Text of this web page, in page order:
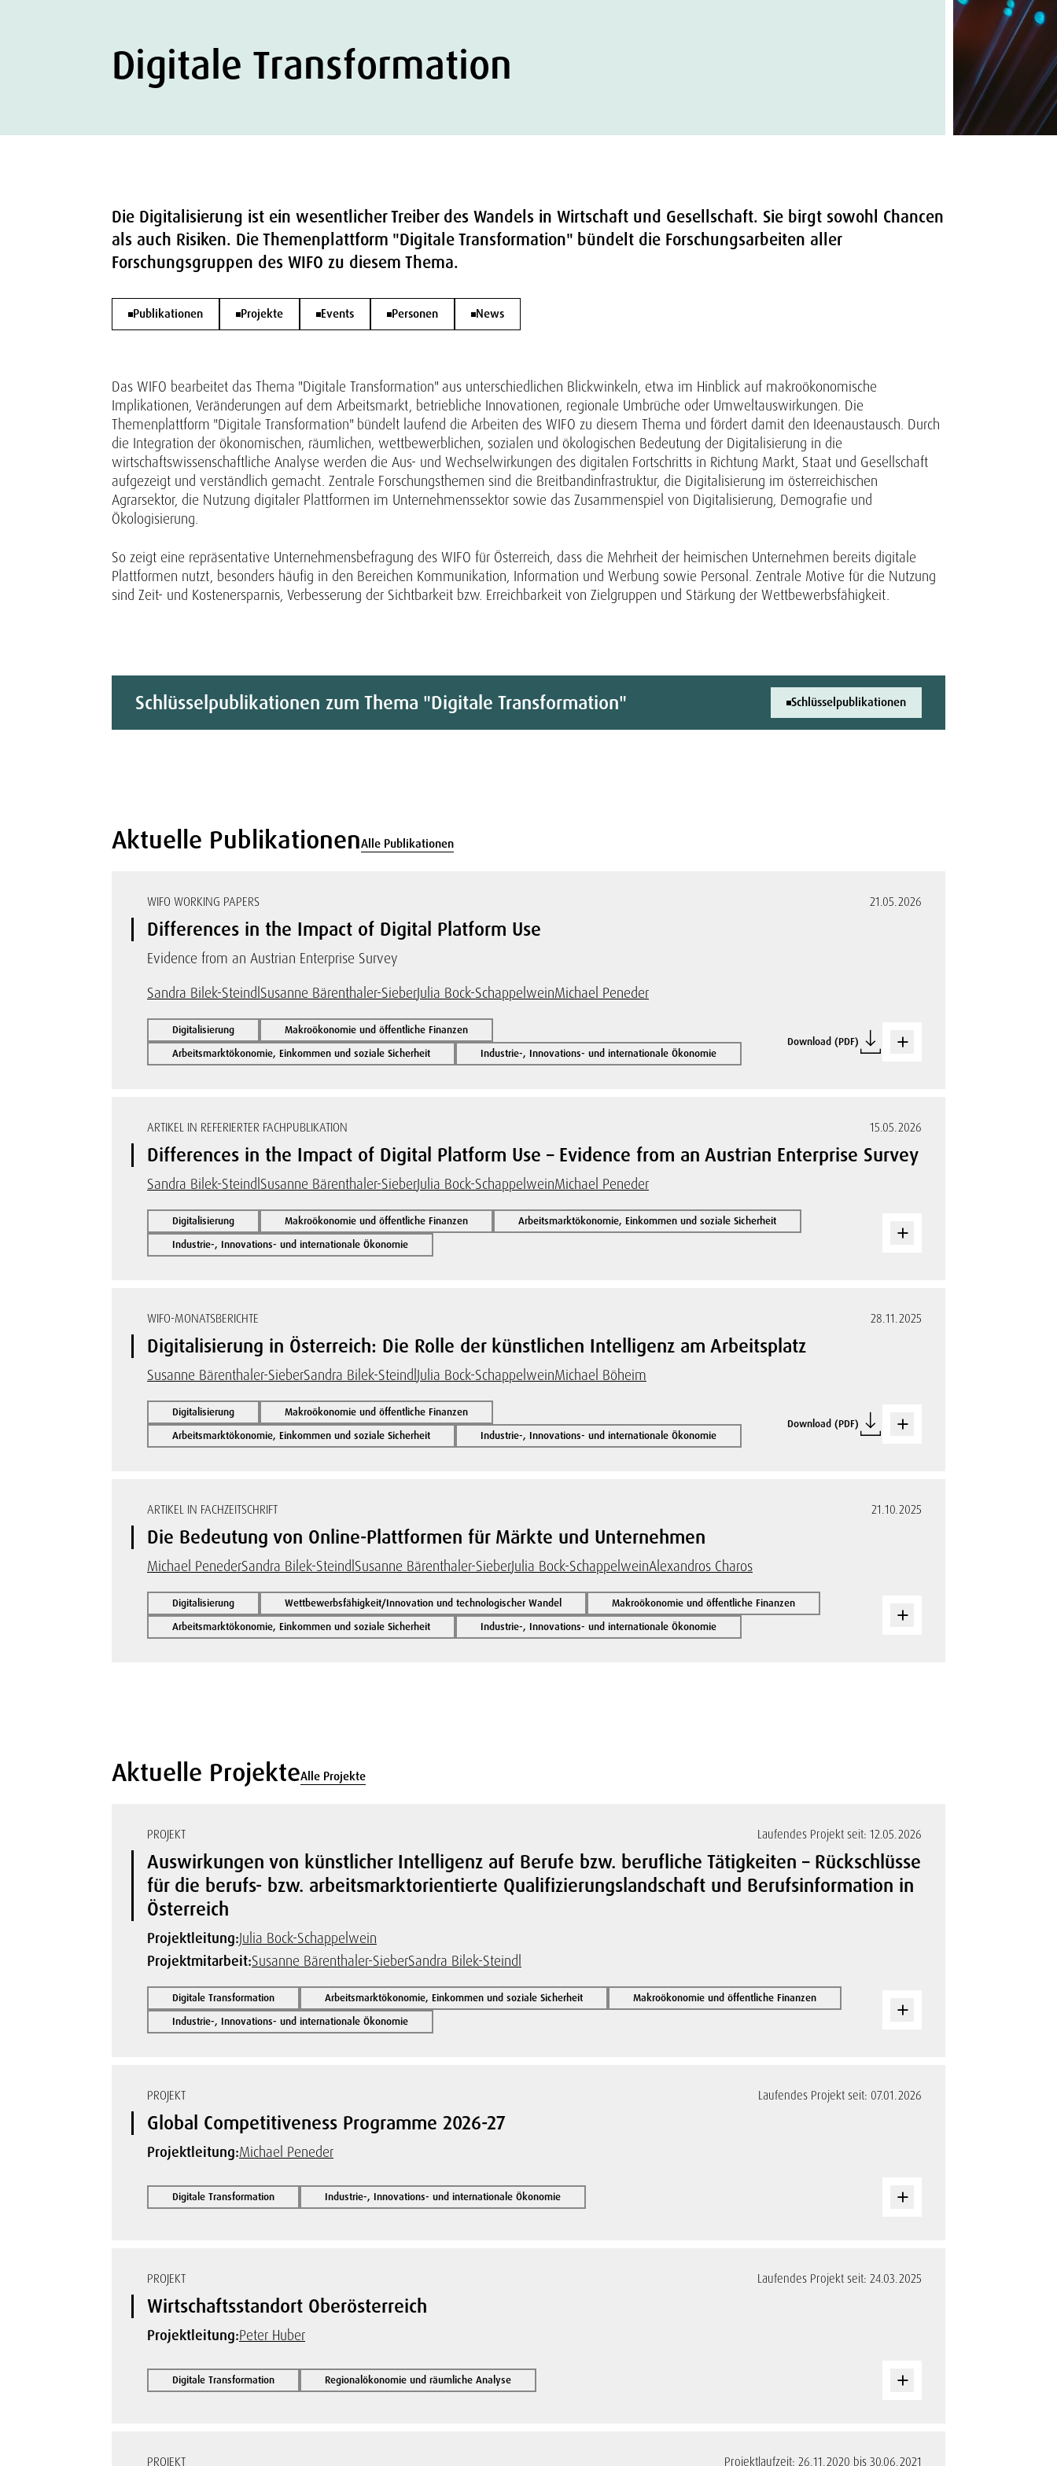
Digitale Transformation
Die Digitalisierung ist ein wesentlicher Treiber des Wandels in Wirtschaft und Gesellschaft. Sie birgt sowohl Chancen
als auch Risiken. Die Themenplattform "Digitale Transformation" bündelt die Forschungsarbeiten aller
Forschungsgruppen des WIFO zu diesem Thema.
Publikationen Projekte Events Personen News
Das WIFO bearbeitet das Thema "Digitale Transformation" aus unterschiedlichen Blickwinkeln, etwa im Hinblick auf makroökonomische
Implikationen, Veränderungen auf dem Arbeitsmarkt, betriebliche Innovationen, regionale Umbrüche oder Umweltauswirkungen. Die
Themenplattform "Digitale Transformation" bündelt laufend die Arbeiten des WIFO zu diesem Thema und fördert damit den Ideenaustausch. Durch
die Integration der ökonomischen, räumlichen, wettbewerblichen, sozialen und ökologischen Bedeutung der Digitalisierung in die
wirtschaftswissenschaftliche Analyse werden die Aus- und Wechselwirkungen des digitalen Fortschritts in Richtung Markt, Staat und Gesellschaft
aufgezeigt und verständlich gemacht. Zentrale Forschungsthemen sind die Breitbandinfrastruktur, die Digitalisierung im österreichischen
Agrarsektor, die Nutzung digitaler Plattformen im Unternehmenssektor sowie das Zusammenspiel von Digitalisierung, Demografie und
Ökologisierung.
So zeigt eine repräsentative Unternehmensbefragung des WIFO für Österreich, dass die Mehrheit der heimischen Unternehmen bereits digitale
Plattformen nutzt, besonders häufig in den Bereichen Kommunikation, Information und Werbung sowie Personal. Zentrale Motive für die Nutzung
sind Zeit- und Kostenersparnis, Verbesserung der Sichtbarkeit bzw. Erreichbarkeit von Zielgruppen und Stärkung der Wettbewerbsfähigkeit.
Schlüsselpublikationen zum Thema "Digitale Transformation" Schlüsselpublikationen
Aktuelle PublikationenAlle Publikationen
WIFO WORKING PAPERS 21.05.2026
Differences in the Impact of Digital Platform Use
Evidence from an Austrian Enterprise Survey
Sandra Bilek-Steindl Susanne Bärenthaler-SieberJulia Bock-SchappelweinMichael Peneder
Digitalisierung
Makroökonomie und öffentliche Finanzen
Arbeitsmarktökonomie, Einkommen und soziale Sicherheit
Industrie-, Innovations- und internationale Ökonomie
Download (PDF)
ARTIKEL IN REFERIERTER FACHPUBLIKATION 15.05.2026
Differences in the Impact of Digital Platform Use – Evidence from an Austrian Enterprise Survey
Sandra Bilek-Steindl Susanne Bärenthaler-SieberJulia Bock-SchappelweinMichael Peneder
Digitalisierung Makroökonomie und öffentliche Finanzen
Arbeitsmarktökonomie, Einkommen und soziale Sicherheit
Industrie-, Innovations- und internationale Ökonomie
WIFO-MONATSBERICHTE 28.11.2025
Digitalisierung in Österreich: Die Rolle der künstlichen Intelligenz am Arbeitsplatz
Susanne Bärenthaler-SieberSandra Bilek-Steindl Julia Bock-SchappelweinMichael Böheim
Digitalisierung
Makroökonomie und öffentliche Finanzen
Arbeitsmarktökonomie, Einkommen und soziale Sicherheit
Industrie-, Innovations- und internationale Ökonomie
Download (PDF)
ARTIKEL IN FACHZEITSCHRIFT 21.10.2025
Die Bedeutung von Online-Plattformen für Märkte und Unternehmen
Michael PenederSandra Bilek-Steindl Susanne Bärenthaler-SieberJulia Bock-SchappelweinAlexandros Charos
Digitalisierung Wettbewerbsfähigkeit/Innovation und technologischer Wandel
Makroökonomie und öffentliche Finanzen
Arbeitsmarktökonomie, Einkommen und soziale Sicherheit
Industrie-, Innovations- und internationale Ökonomie
Aktuelle ProjekteAlle Projekte
PROJEKT Laufendes Projekt seit: 12.05.2026
Auswirkungen von künstlicher Intelligenz auf Berufe bzw. berufliche Tätigkeiten – Rückschlüsse
für die berufs- bzw. arbeitsmarktorientierte Qualifizierungslandschaft und Berufsinformation in
Österreich
Projektleitung:Julia Bock-Schappelwein
Projektmitarbeit:Susanne Bärenthaler-SieberSandra Bilek-Steindl
Digitale Transformation Arbeitsmarktökonomie, Einkommen und soziale Sicherheit
Makroökonomie und öffentliche Finanzen
Industrie-, Innovations- und internationale Ökonomie
PROJEKT Laufendes Projekt seit: 07.01.2026
Global Competitiveness Programme 2026-27
Projektleitung:Michael Peneder
Digitale Transformation Industrie-, Innovations- und internationale Ökonomie
PROJEKT Laufendes Projekt seit: 24.03.2025
Wirtschaftsstandort Oberösterreich
Projektleitung:Peter Huber
Digitale Transformation Regionalökonomie und räumliche Analyse
PROJEKT Projektlaufzeit: 26.11.2020 bis 30.06.2021